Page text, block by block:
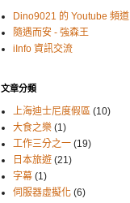
Dino9021 的 Youtube 頻道
隨遇而安 - 強森王
iInfo 資訊交流
文章分類
上海迪士尼度假區 (10)
大食之樂 (1)
工作三分之一 (19)
日本旅遊 (21)
字幕 (1)
伺服器虛擬化 (6)